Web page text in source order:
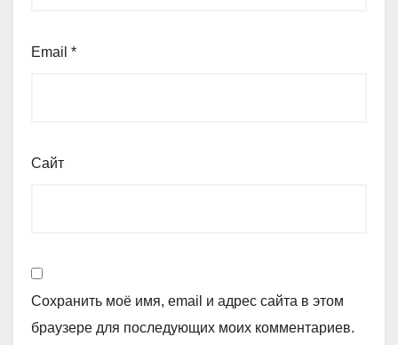
Email *
Сайт
Сохранить моё имя, email и адрес сайта в этом
браузере для последующих моих комментариев.